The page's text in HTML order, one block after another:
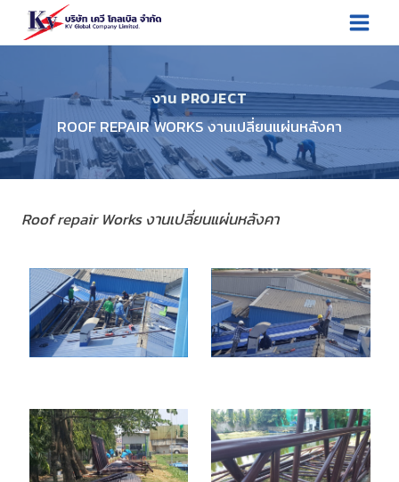
Skip
งาน PROJECT
ROOF REPAIR WORKS งานเปลี่ยนแผ่นหลังคา
Roof repairWorksงานเปลี่ยนแผ่นหลังคา